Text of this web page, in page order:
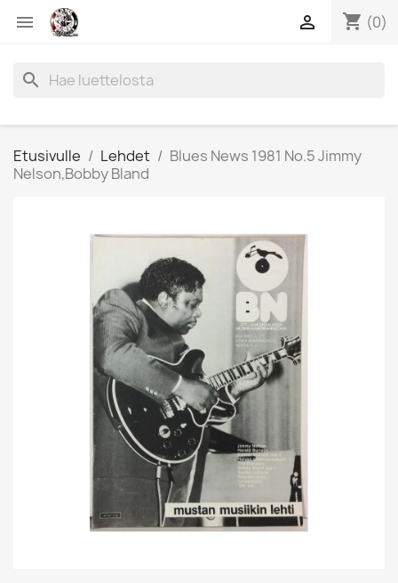
 shopping_cart (0)

search
Etusivulle Lehdet
Blues News 1981 No.5 Jimmy
Nelson,Bobby Bland